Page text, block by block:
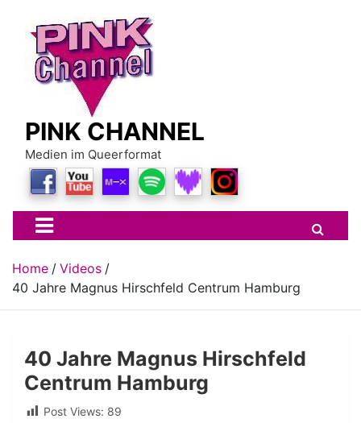
content
PINK CHANNEL
Medien im Queerformat
Home
Videos
40 Jahre Magnus Hirschfeld Centrum Hamburg
40 Jahre Magnus Hirschfeld
Centrum Hamburg
Post Views: 89